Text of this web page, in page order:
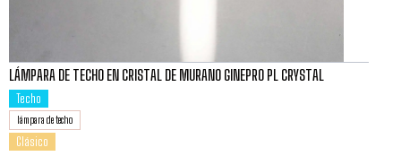
LÁMPARA DE TECHO EN CRISTAL DE MURANO GINEPRO PL CRYSTAL
Techo
lámpara de techo
Clásico